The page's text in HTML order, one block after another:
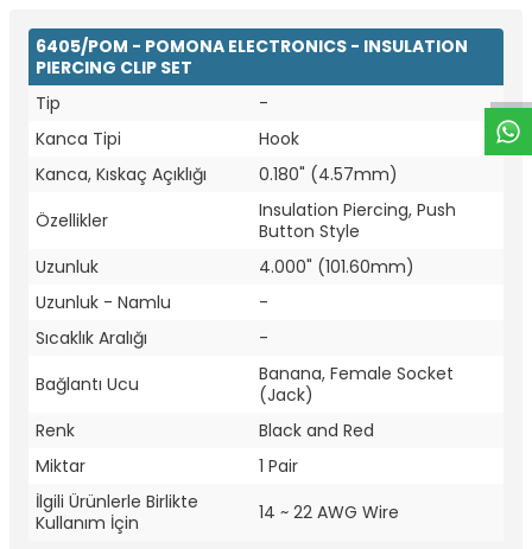
W
h
t
a
p
p
D
e
s
e
H
a
t
t
6405/POM - POMONA ELECTRONICS - INSULATION
PIERCING CLIP SET
Tip
-
Kanca Tipi
Hook
Kanca, Kıskaç Açıklığı
0.180" (4.57mm)
Özellikler
Insulation Piercing, Push
Button Style
Uzunluk
4.000" (101.60mm)
Uzunluk - Namlu
-
Sıcaklık Aralığı
-
Bağlantı Ucu
Banana, Female Socket
(Jack)
Renk
Black and Red
Miktar
1 Pair
İlgili Ürünlerle Birlikte
Kullanım İçin
14 ~ 22 AWG Wire